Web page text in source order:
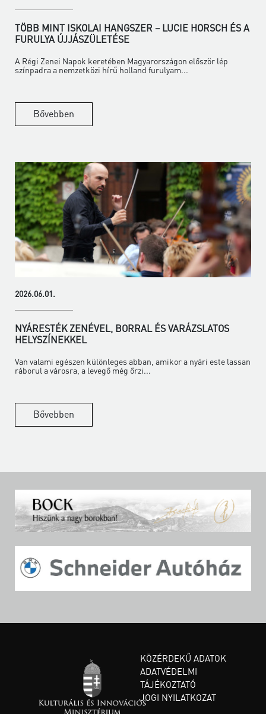
TÖBB MINT ISKOLAI HANGSZER – LUCIE HORSCH ÉS A
FURULYA ÚJJÁSZÜLETÉSE
A Régi Zenei Napok keretében Magyarországon először lép
színpadra a nemzetközi hírű holland furulyam...
Bővebben
2026.06.01.
NYÁRESTÉK ZENÉVEL, BORRAL ÉS VARÁZSLATOS
HELYSZÍNEKKEL
Van valami egészen különleges abban, amikor a nyári este lassan
ráborul a városra, a levegő még őrzi...
Bővebben
KÖZÉRDEKŰ ADATOK
ADATVÉDELMI
TÁJÉKOZTATÓ
JOGI NYILATKOZAT